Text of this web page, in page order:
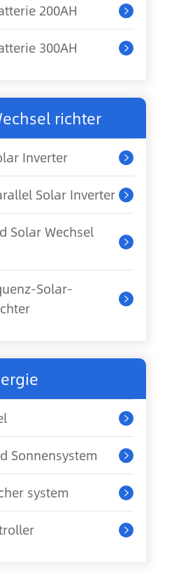
200AH 
300AH 
richter
Inverter 
Solar Inverter 
Solar Wechsel

Solar-


Sonnensystem 
system 
